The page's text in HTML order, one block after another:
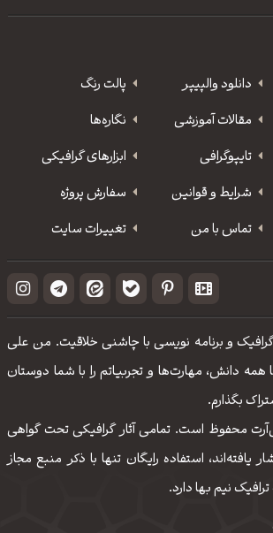
دانلود‌ والپیپر
پالت رنگ
مقالات آموزشی
نگاره‌ها
‌تایپوگرافی
ابزارهای گرافیکی
شرایط و قوانین
سفارش پروژه
تماس با من تغییرات سایت
و برنامه نویسی با چاشنی خلاقیت. من علی
دانش، مهارت‌‌ها و تجربیاتم را با شما دوستان
بگذارم.
محفوظ است. تمامی آثار گرافیکی تحت گواهی
یافته‌اند، استفاده رایگان تنها با ذکر منبع مجاز
نیم بها دارد.